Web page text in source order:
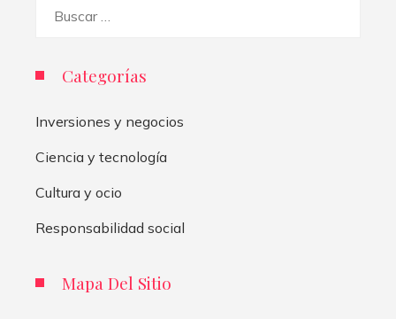
Categorías
Inversiones y negocios
Ciencia y tecnología
Cultura y ocio
Responsabilidad social
Mapa Del Sitio